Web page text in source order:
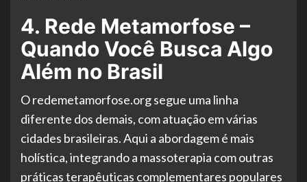
4. Rede Metamorfose –
Quando Você Busca Algo
Além no Brasil
O redemetamorfose.org segue uma linha
diferente dos demais, com atuação em várias
cidades brasileiras. Aqui a abordagem é mais
holística, integrando a massoterapia com outras
práticas terapêuticas complementares populares